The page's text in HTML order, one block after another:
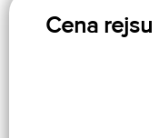
Cena rejsu